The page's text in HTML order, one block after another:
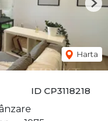
ID CP3118218
Harta